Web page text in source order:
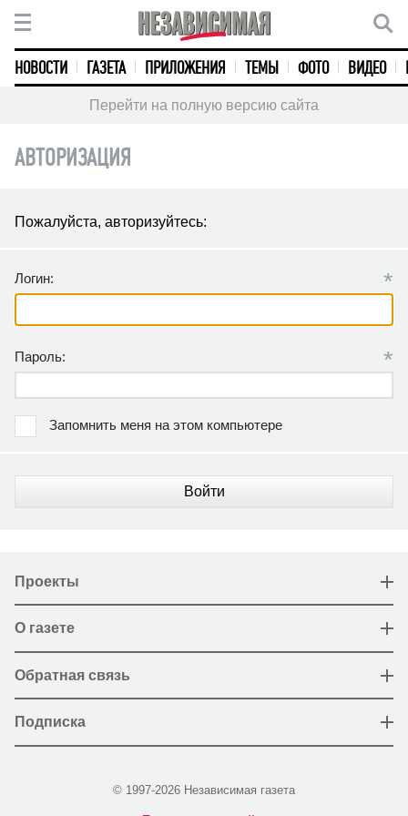
НОВОСТИ ГАЗЕТА ПРИЛОЖЕНИЯ ТЕМЫ ФОТО ВИДЕО
Перейти на полную версию сайта
АВТОРИЗАЦИЯ
Пожалуйста, авторизуйтесь:
Логин: *
Пароль: *
Запомнить меня на этом компьютере
Войти
Проекты
О газете
Обратная связь
Подписка
© 1997-2026 Независимая газета